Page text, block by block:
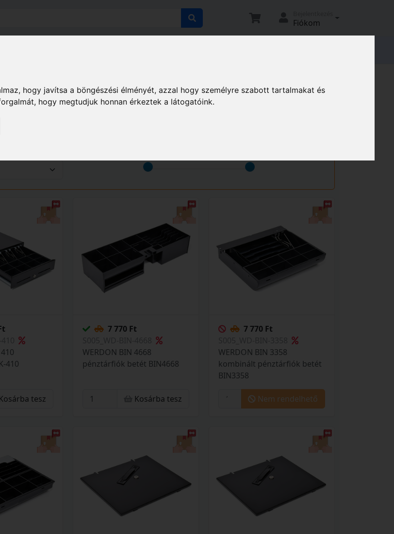
hogy javítsa a böngészési élményét, azzal hogy személyre szabott tartalmakat és
hogy megtudjuk honnan érkeztek a látogatóink.
Fiókom
410
Kosárba tesz
7 770 Ft
WERDON BIN 4668
pénztárfiók betét BIN4668
Kosárba tesz
7 770 Ft
WERDON BIN 3358
kombinált pénztárfiók betét
BIN3358
Nem rendelhető